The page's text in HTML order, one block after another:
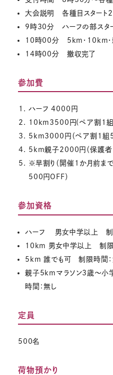
大会説明 各種目スタート
9時30分 ハーフの部スタ
10時00分 5km・10km・
14時00分 撤収完了
参加費
ハーフ 4000円
10km3500円(ペア割1
5km3000円（ペア割1組
5km親子2000円（保護
※早割り（開催1か月前ま
500円OFF）
参加資格
ハーフ 男女中学以上 制
10km 男女中学以上 制限
5km 誰でも可 制限時間：
親子5kmマラソン3歳～
時間：無し
定員
500名
荷物預かり